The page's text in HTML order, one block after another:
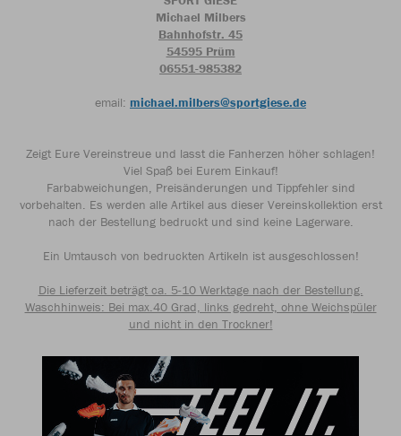
Michael Milbers
Bahnhofstr. 45
54595 Prüm
06551-985382
email: michael.milbers@sportgiese.de
Zeigt Eure Vereinstreue und lasst die Fanherzen höher schlagen!
Viel Spaß bei Eurem Einkauf!
Farbabweichungen, Preisänderungen und Tippfehler sind
vorbehalten. Es werden alle Artikel aus dieser Vereinskollektion erst
nach der Bestellung bedruckt und sind keine Lagerware.
Ein Umtausch von bedruckten Artikeln ist ausgeschlossen!
Die Lieferzeit beträgt ca. 5-10 Werktage nach der Bestellung.
Waschhinweis: Bei max.40 Grad, links gedreht, ohne Weichspüler
und nicht in den Trockner!